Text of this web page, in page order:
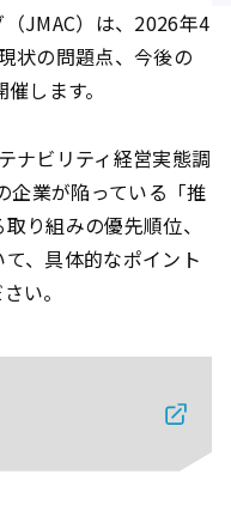
JMAC）は、2026年4
状の問題点、今後の
します。
ビリティ経営実態調
企業が陥っている「推
り組みの優先順位、
、具体的なポイント
い。